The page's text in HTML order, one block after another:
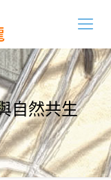
自然共生